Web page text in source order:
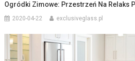
Ogródki Zimowe: Przestrzeń Na Relaks
2020-04-22 exclusiveglass.pl